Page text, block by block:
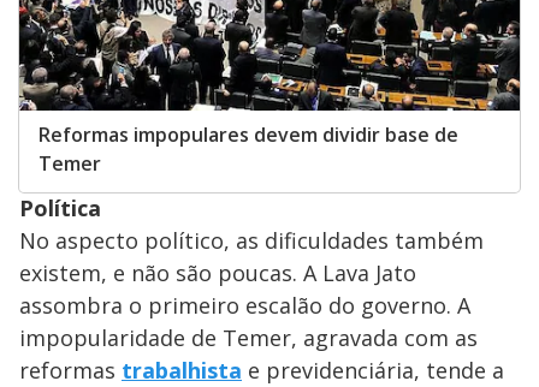
Reformas impopulares devem dividir base de
Temer
Política
No aspecto político, as dificuldades também
existem, e não são poucas. A Lava Jato
assombra o primeiro escalão do governo. A
impopularidade de Temer, agravada com as
reformas trabalhista e previdenciária, tende a